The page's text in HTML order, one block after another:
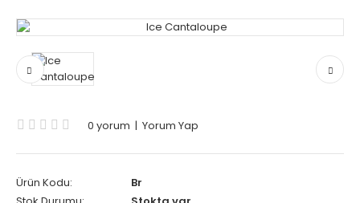
0 yorum | Yorum Yap
Ürün Kodu:
Br